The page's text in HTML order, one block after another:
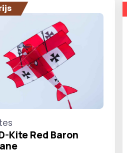
Kite Red Baron